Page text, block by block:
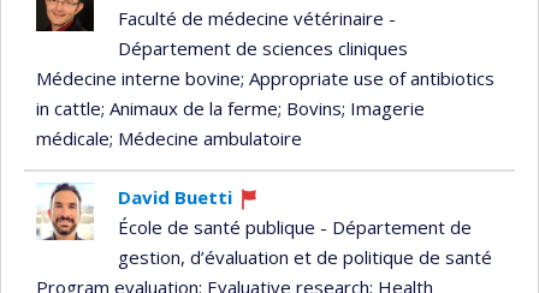
Faculté de médecine vétérinaire -
Département de sciences cliniques
Médecine interne bovine; Appropriate use of antibiotics
in cattle; Animaux de la ferme; Bovins; Imagerie
médicale; Médecine ambulatoire
David Buetti
Currently
recruiting
École de santé publique - Département de
gestion, d’évaluation et de politique de santé
Program evaluation; Evaluative research; Health